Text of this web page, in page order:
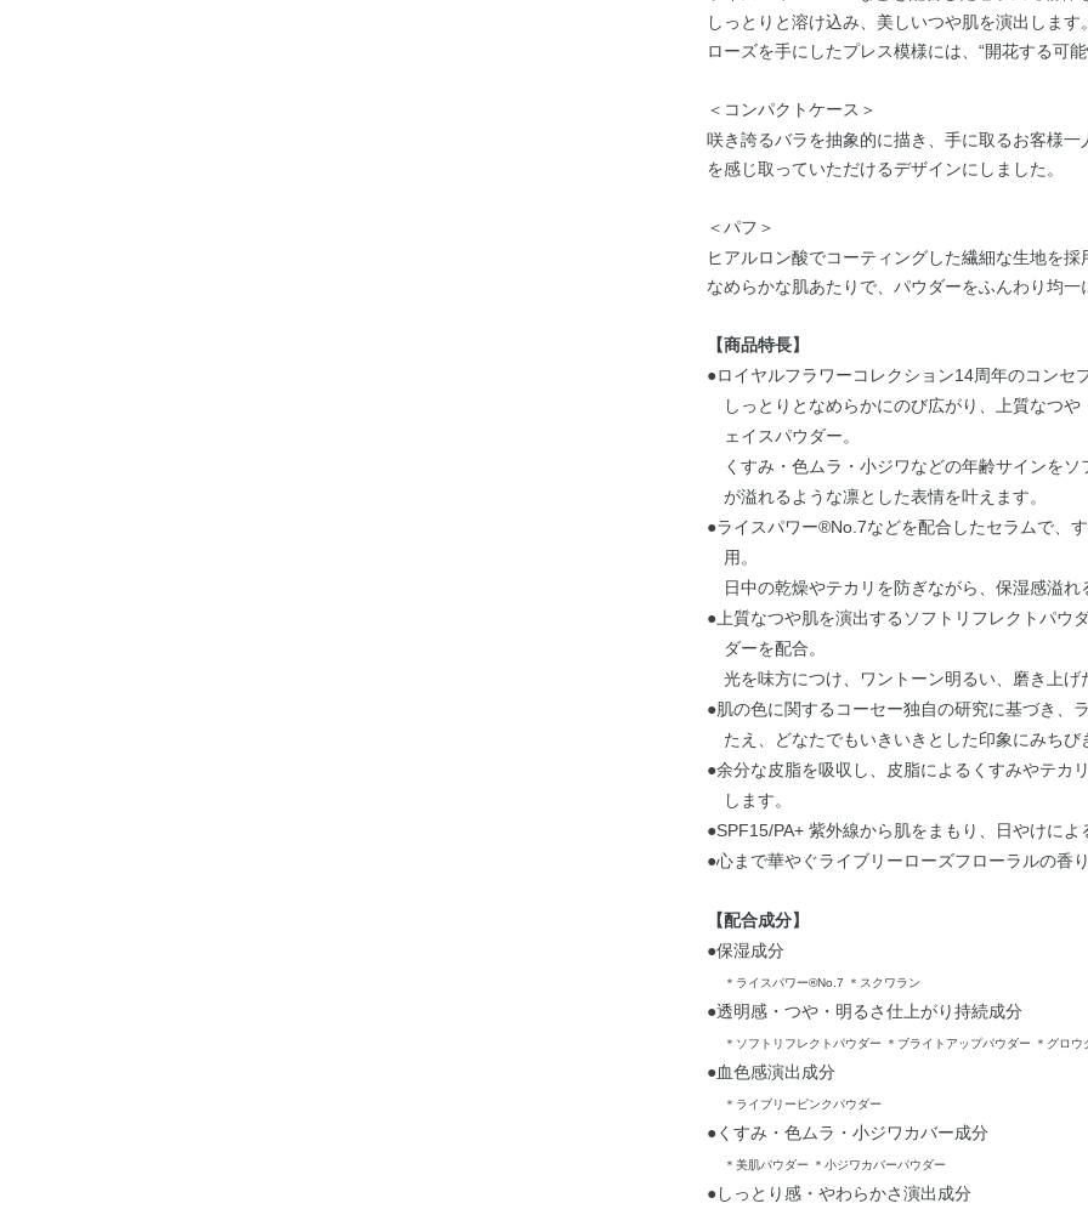
しっとりと溶け込み、美しいつや肌を演出します。
ローズを手にしたプレス模様には、“開花する可
＜コンパクトケース＞
咲き誇るバラを抽象的に描き、手に取るお客様
を感じ取っていただけるデザインにしました。
＜パフ＞
ヒアルロン酸でコーティングした繊細な生地を採
なめらかな肌あたりで、パウダーをふんわり均一
【商品特長】
●ロイヤルフラワーコレクション14周年のコンセ
しっとりとなめらかにのび広がり、上質なつ
ェイスパウダー。
くすみ・色ムラ・小ジワなどの年齢サインを
が溢れるような凛とした表情を叶えます。
●ライスパワー®No.7などを配合したセラムで、
用。
日中の乾燥やテカリを防ぎながら、保湿感溢れ
●上質なつや肌を演出するソフトリフレクトパウ
ダーを配合。
光を味方につけ、ワントーン明るい、磨き上げ
●肌の色に関するコーセー独自の研究に基づき、
たえ、どなたでもいきいきとした印象にみちび
●余分な皮脂を吸収し、皮脂によるくすみやテカ
します。
●SPF15/PA+ 紫外線から肌をまもり、日やけによ
●心まで華やぐライブリーローズフローラルの香り
【配合成分】
●保湿成分
＊ライスパワー®No.7 ＊スクワラン
●透明感・つや・明るさ仕上がり持続成分
＊ソフトリフレクトパウダー ＊ブライトアップパウダー ＊グロウ
●血色感演出成分
＊ライブリーピンクパウダー
●くすみ・色ムラ・小ジワカバー成分
＊美肌パウダー ＊小ジワカバーパウダー
●しっとり感・やわらかさ演出成分